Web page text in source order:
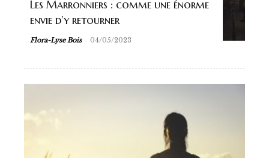
Les Marronniers : comme une énorme
envie d’y retourner
Flora-Lyse Bois - 04/05/2023